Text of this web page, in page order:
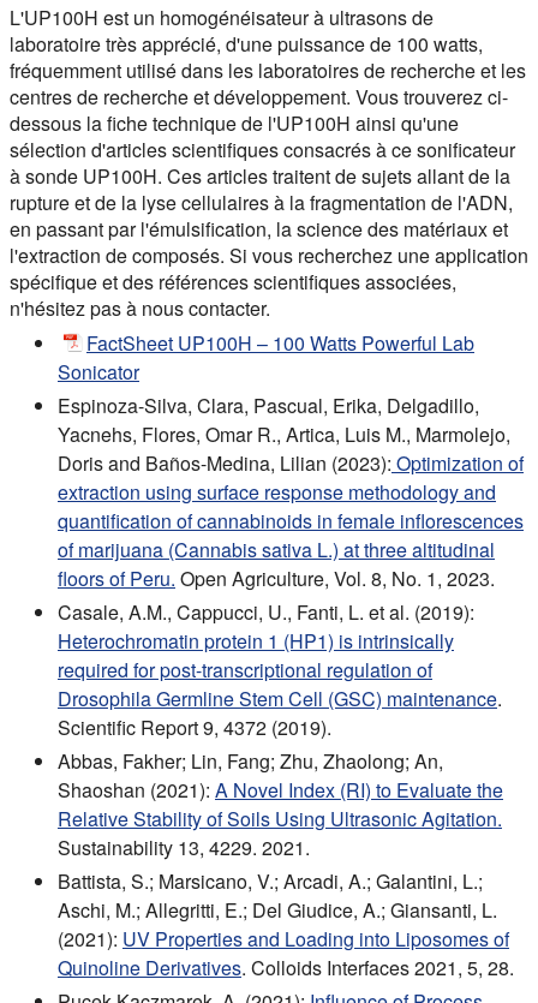
L'UP100H est un homogénéisateur à ultrasons de
laboratoire très apprécié, d'une puissance de 100 watts,
fréquemment utilisé dans les laboratoires de recherche et les
centres de recherche et développement. Vous trouverez ci-
dessous la fiche technique de l'UP100H ainsi qu'une
sélection d'articles scientifiques consacrés à ce sonificateur
à sonde UP100H. Ces articles traitent de sujets allant de la
rupture et de la lyse cellulaires à la fragmentation de l'ADN,
en passant par l'émulsification, la science des matériaux et
l'extraction de composés. Si vous recherchez une application
spécifique et des références scientifiques associées,
n'hésitez pas à nous contacter.
FactSheet UP100H – 100 Watts Powerful Lab
Sonicator
Espinoza-Silva, Clara, Pascual, Erika, Delgadillo,
Yacnehs, Flores, Omar R., Artica, Luis M., Marmolejo,
Doris and Baños-Medina, Lilian (2023): Optimization of
extraction using surface response methodology and
quantification of cannabinoids in female inflorescences
of marijuana (Cannabis sativa L.) at three altitudinal
floors of Peru. Open Agriculture, Vol. 8, No. 1, 2023.
Casale, A.M., Cappucci, U., Fanti, L. et al. (2019):
Heterochromatin protein 1 (HP1) is intrinsically
required for post-transcriptional regulation of
Drosophila Germline Stem Cell (GSC) maintenance.
Scientific Report 9, 4372 (2019).
Abbas, Fakher; Lin, Fang; Zhu, Zhaolong; An,
Shaoshan (2021): A Novel Index (RI) to Evaluate the
Relative Stability of Soils Using Ultrasonic Agitation.
Sustainability 13, 4229. 2021.
Battista, S.; Marsicano, V.; Arcadi, A.; Galantini, L.;
Aschi, M.; Allegritti, E.; Del Giudice, A.; Giansanti, L.
(2021): UV Properties and Loading into Liposomes of
Quinoline Derivatives. Colloids Interfaces 2021, 5, 28.